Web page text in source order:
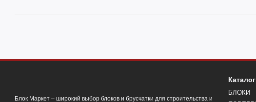
Блок Маркет – широкий выбор блоков и брусчатки для строительства и
Каталог
БЛОКИ